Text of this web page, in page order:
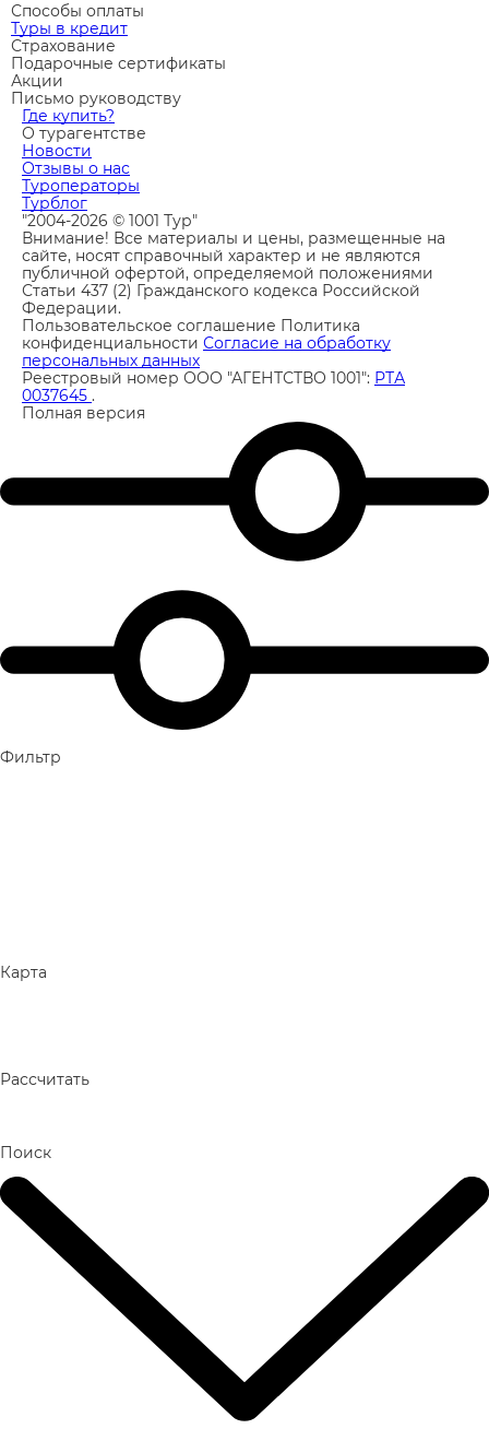
Способы оплаты
Туры в кредит
Страхование
Подарочные сертификаты
Акции
Письмо руководству
Где купить?
О турагентстве
Новости
Отзывы о нас
Туроператоры
Турблог
"2004-2026 © 1001 Тур"
Внимание! Все материалы и цены, размещенные на
сайте, носят справочный характер и не являются
публичной офертой, определяемой положениями
Статьи 437 (2) Гражданского кодекса Российской
Федерации.
Пользовательское соглашение Политика
конфиденциальности Согласие на обработку
персональных данных
Реестровый номер ООО "АГЕНТСТВО 1001": РТА
0037645 .
Полная версия
Фильтр
Карта
Рассчитать
Поиск